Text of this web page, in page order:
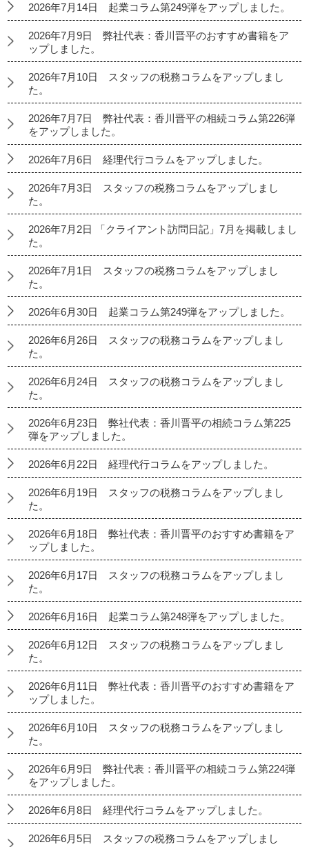
2026年7月14日 起業コラム第249弾をアップしました。
2026年7月9日 弊社代表：香川晋平のおすすめ書籍をア
ップしました。
2026年7月10日 スタッフの税務コラムをアップしまし
た。
2026年7月7日 弊社代表：香川晋平の相続コラム第226弾
をアップしました。
2026年7月6日 経理代行コラムをアップしました。
2026年7月3日 スタッフの税務コラムをアップしまし
た。
2026年7月2日 「クライアント訪問日記」7月を掲載しまし
た。
2026年7月1日 スタッフの税務コラムをアップしまし
た。
2026年6月30日 起業コラム第249弾をアップしました。
2026年6月26日 スタッフの税務コラムをアップしまし
た。
2026年6月24日 スタッフの税務コラムをアップしまし
た。
2026年6月23日 弊社代表：香川晋平の相続コラム第225
弾をアップしました。
2026年6月22日 経理代行コラムをアップしました。
2026年6月19日 スタッフの税務コラムをアップしまし
た。
2026年6月18日 弊社代表：香川晋平のおすすめ書籍をア
ップしました。
2026年6月17日 スタッフの税務コラムをアップしまし
た。
2026年6月16日 起業コラム第248弾をアップしました。
2026年6月12日 スタッフの税務コラムをアップしまし
た。
2026年6月11日 弊社代表：香川晋平のおすすめ書籍をア
ップしました。
2026年6月10日 スタッフの税務コラムをアップしまし
た。
2026年6月9日 弊社代表：香川晋平の相続コラム第224弾
をアップしました。
2026年6月8日 経理代行コラムをアップしました。
2026年6月5日 スタッフの税務コラムをアップしまし